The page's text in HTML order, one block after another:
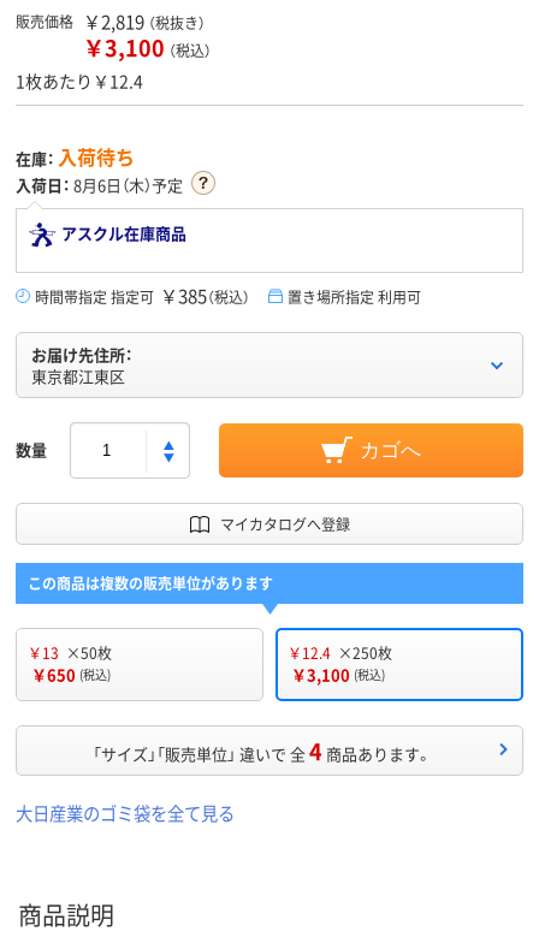
販売価格 ￥2,819 （税抜き）
￥3,100 （税込）
1枚あたり￥12.4
在庫： 入荷待ち
入荷日： 8月6日（木）予定
アスクル在庫商品
時間帯指定 指定可 ￥385（税込） 置き場所指定 利用可
お届け先住所：
東京都江東区
数量 カゴへ
マイカタログへ登録
この商品は複数の販売単位があります
￥13 ×50枚
￥650 (税込)
￥12.4 ×250枚
￥3,100 (税込)
「サイズ」「販売単位」 違いで 全4 商品あります。
大日産業のゴミ袋を全て見る
商品説明